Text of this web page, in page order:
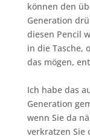
können den
Generation
diesen Pencil
in die Tasche,
das mögen,
Ich habe das
Generation
wenn Sie da
verkratzen Sie